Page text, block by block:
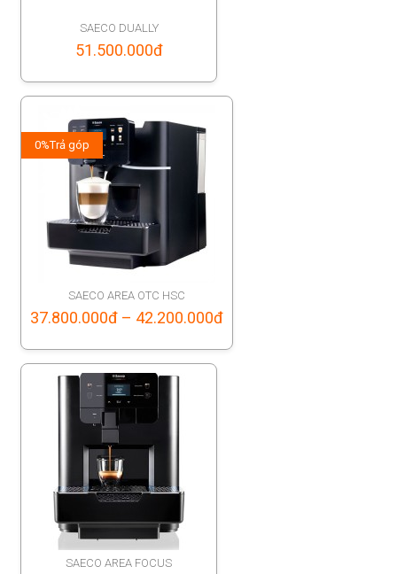
SAECO DUALLY
51.500.000đ
SAECO AREA OTC HSC
37.800.000đ – 42.200.000đPrice
range:
0%Trả góp
SAECO AREA FOCUS